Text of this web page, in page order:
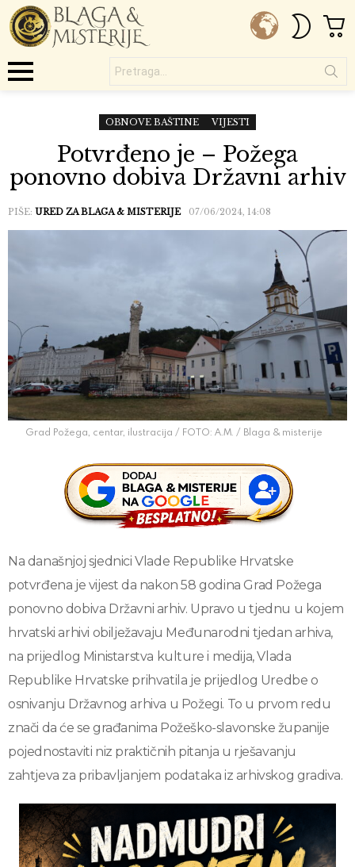
SKIN
OBNOVE BAŠTINE VIJESTI
Potvrđeno je – Požega
ponovno dobiva Državni arhiv
PIŠE: URED ZA BLAGA & MISTERIJE 07/06/2024, 14:08
Grad Požega, centar, ilustracija / FOTO: A.M. / Blaga & misterije
Na današnjoj sjednici Vlade Republike Hrvatske
potvrđena je vijest da nakon 58 godina Grad Požega
ponovno dobiva Državni arhiv. Upravo u tjednu u kojem
hrvatski arhivi obilježavaju Međunarodni tjedan arhiva,
na prijedlog Ministarstva kulture i medija, Vlada
Republike Hrvatske prihvatila je prijedlog Uredbe o
osnivanju Državnog arhiva u Požegi. To u prvom redu
znači da će se građanima Požeško-slavonske županije
pojednostaviti niz praktičnih pitanja u rješavanju
zahtjeva za pribavljanjem podataka iz arhivskog gradiva.